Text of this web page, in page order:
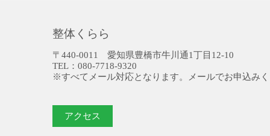
整体くらら
〒440-0011 愛知県豊橋市牛川通1丁目12-10
TEL：080-7718-9320
※すべてメール対応となります。メールでお申込み
アクセス